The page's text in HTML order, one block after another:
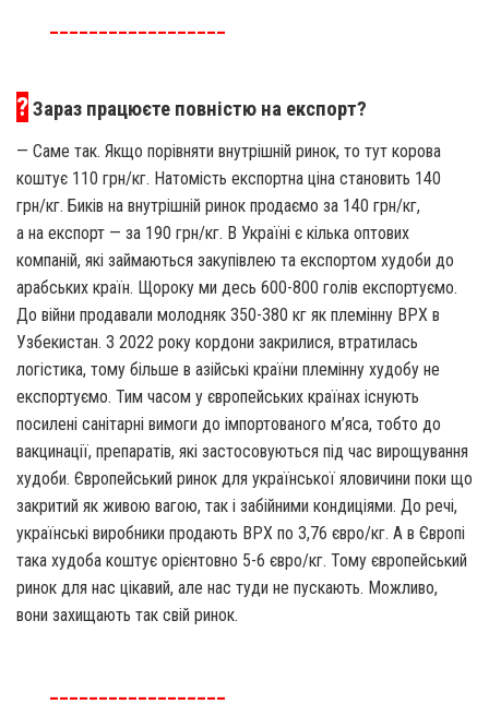
__________________
?Зараз працюєте повністю на експорт?
— Саме так. Якщо порівняти внутрішній ринок, то тут корова
коштує 110 грн/кг. Натомість експортна ціна становить 140
грн/кг. Биків на внутрішній ринок продаємо за 140 грн/кг,
а на експорт — за 190 грн/кг. В Україні є кілька оптових
компаній, які займаються закупівлею та експортом худоби до
арабських країн. Щороку ми десь 600-800 голів експортуємо.
До війни продавали молодняк 350-380 кг як племінну ВРХ в
Узбекистан. З 2022 року кордони закрилися, втратилась
логістика, тому більше в азійські країни племінну худобу не
експортуємо. Тим часом у європейських країнах існують
посилені санітарні вимоги до імпортованого м’яса, тобто до
вакцинації, препаратів, які застосовуються під час вирощування
худоби. Європейський ринок для української яловичини поки що
закритий як живою вагою, так і забійними кондиціями. До речі,
українські виробники продають ВРХ по 3,76 євро/кг. А в Європі
така худоба коштує орієнтовно 5-6 євро/кг. Тому європейський
ринок для нас цікавий, але нас туди не пускають. Можливо,
вони захищають так свій ринок.
__________________